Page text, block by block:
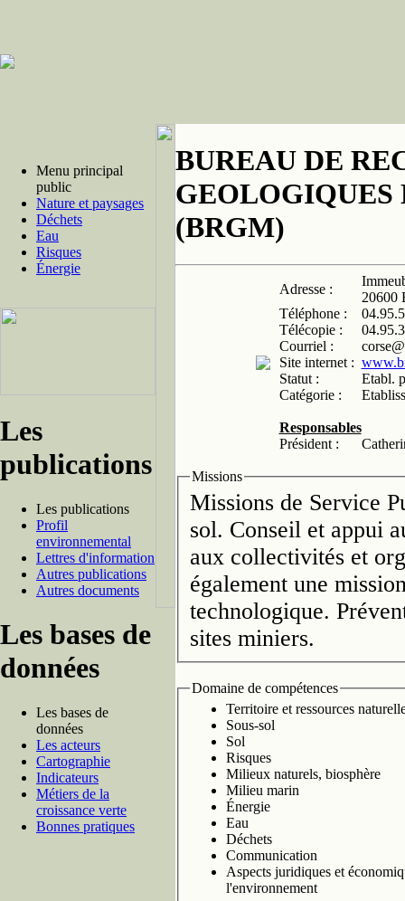
Menu principal
public
Nature et paysages
Déchets
Eau
Risques
Énergie
Les
publications
Les publications
Profil
environnemental
Lettres d'information
Autres publications
Autres documents
Les bases de
données
Les bases de
données
Les acteurs
Cartographie
Indicateurs
Métiers de la
croissance verte
Bonnes pratiques
BUREAU DE
GEOLOGIQUES
(BRGM)
Adresse :
20600
Téléphone :
Télécopie :
Courriel :
Site internet :
Statut :
Etabl.
Catégorie :
Responsables
Président :
Missions
Missions de Service
sol. Conseil et appui
aux collectivités et
également une
technologique.
sites miniers.
Domaine de compétences
Territoire et ressources
Sous-sol
Sol
Risques
Milieux naturels, biosphère
Milieu marin
Énergie
Eau
Déchets
Communication
Aspects juridiques et
l'environnement